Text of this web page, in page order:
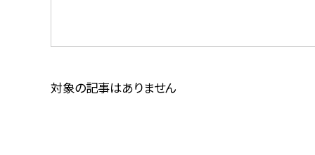
対象の記事はありません